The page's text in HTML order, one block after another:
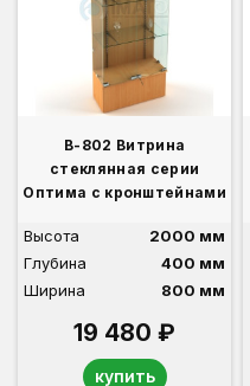
В-802 Витрина
стеклянная серии
Оптима с кронштейнами
Высота
2000 мм
Глубина
400 мм
Ширина
800 мм
19 480 ₽
купить